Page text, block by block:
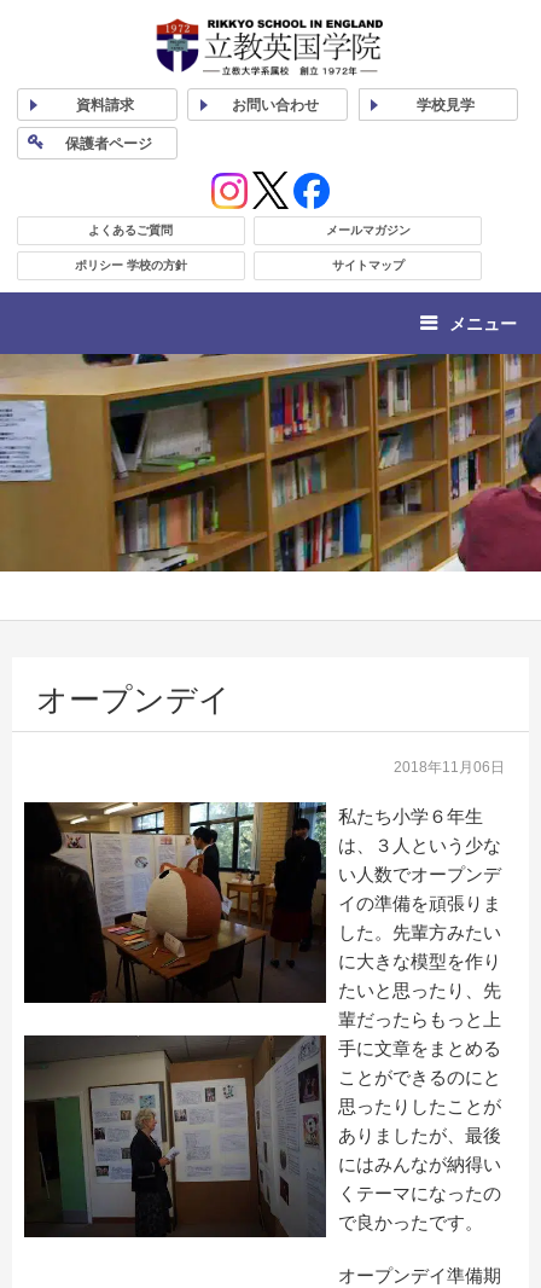
資料請求 お問い合わせ 学校見学
保護者ページ
よくあるご質問 メールマガジン
ポリシー 学校の方針 サイトマップ
メニュー
オープンデイ
2018年11月06日
私たち小学６年生
は、３人という少な
い人数でオープンデ
イの準備を頑張りま
した。先輩方みたい
に大きな模型を作り
たいと思ったり、先
輩だったらもっと上
手に文章をまとめる
ことができるのにと
思ったりしたことが
ありましたが、最後
にはみんなが納得い
くテーマになったの
で良かったです。
オープンデイ準備期